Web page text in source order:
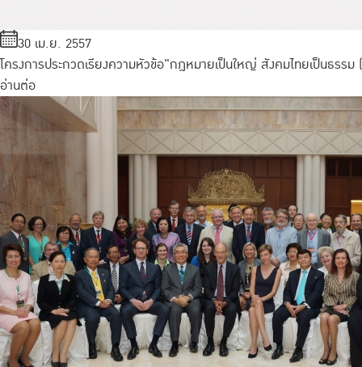
30 เม.ย. 2557
โครงการประกวดเรียงความหัวข้อ"กฎหมายเป็นใหญ่ สังคมไทยเป็นธรรม
อ่านต่อ